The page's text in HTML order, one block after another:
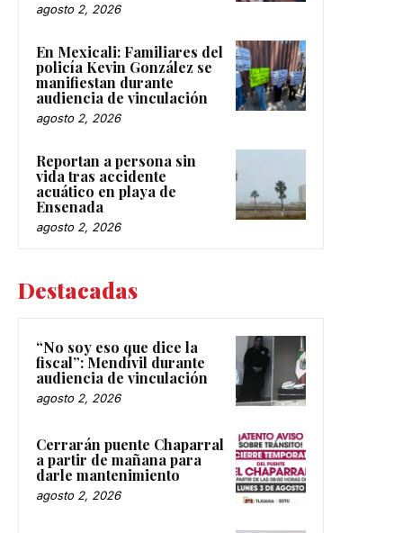
agosto 2, 2026
En Mexicali: Familiares del
policía Kevin González se
manifiestan durante
audiencia de vinculación
agosto 2, 2026
Reportan a persona sin
vida tras accidente
acuático en playa de
Ensenada
agosto 2, 2026
Destacadas
“No soy eso que dice la
fiscal”: Mendívil durante
audiencia de vinculación
agosto 2, 2026
Cerrarán puente Chaparral
a partir de mañana para
darle mantenimiento
agosto 2, 2026